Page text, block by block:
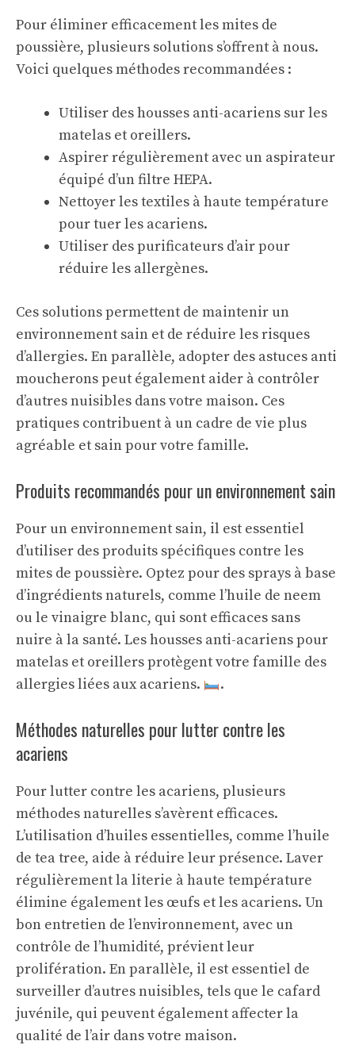
Pour éliminer efficacement les mites de
poussière, plusieurs solutions s’offrent à nous.
Voici quelques méthodes recommandées :
Utiliser des housses anti-acariens sur les
matelas et oreillers.
Aspirer régulièrement avec un aspirateur
équipé d’un filtre HEPA.
Nettoyer les textiles à haute température
pour tuer les acariens.
Utiliser des purificateurs d’air pour
réduire les allergènes.
Ces solutions permettent de maintenir un
environnement sain et de réduire les risques
d’allergies. En parallèle, adopter des astuces anti
moucheronspeut également aider à contrôler
d’autres nuisibles dans votre maison. Ces
pratiques contribuent à un cadre de vie plus
agréable et sain pour votre famille.
Produits recommandés pour un environnement sain
Pour un environnement sain, il est essentiel
d’utiliser des produits spécifiques contre les
mites de poussière. Optez pour des sprays à base
d’ingrédients naturels, comme l’huile de neem
ou le vinaigre blanc, qui sont efficaces sans
nuire à la santé. Les housses anti-acariens pour
matelas et oreillers protègent votre famille des
allergies liées aux acariens.
.
Méthodes naturelles pour lutter contre les
acariens
Pour lutter contre les acariens, plusieurs
méthodes naturelles s’avèrent efficaces.
L’utilisation d’huiles essentielles, comme l’huile
de tea tree, aide à réduire leur présence. Laver
régulièrement la literie à haute température
élimine également les œufs et les acariens. Un
bon entretien de l’environnement, avec un
contrôle de l’humidité, prévient leur
prolifération. En parallèle, il est essentiel de
surveiller d’autres nuisibles, tels que le cafard
juvénile, qui peuvent également affecter la
qualité de l’air dans votre maison.